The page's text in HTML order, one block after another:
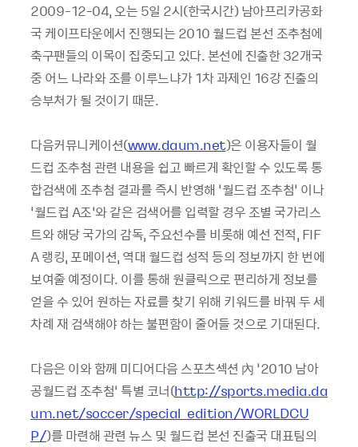
2009-12-04, 오는 5일 2시(한국시간) 남아프리카공화
국 케이프타운에서 진행되는 2010 월드컵 본선 조추첨에
축구팬들의 이목이 집중되고 있다. 본선에 진출한 32개국
중 어느 나라와 조를 이루느냐가 1차 과제인 16강 진출의
승부처가 될 것이기 때문.
다음커뮤니케이션(www.daum.net)은 이용자들이 월
드컵 조추첨 관련 내용을 쉽고 빠르게 확인할 수 있도록 통
합검색에 조추첨 결과를 즉시 반영해 ‘월드컵 조추첨’ 이나
‘월드컵 A조’와 같은 검색어를 입력할 경우 조별 국가리스
트와 해당 국가의 감독, 주요선수를 비롯해 예선 전적, FIF
A 랭킹, 포메이션, 역대 월드컵 성적 등의 정보까지 한 번에
보여줄 예정이다. 이를 통해 원클릭으로 편리하게 정보를
얻을 수 있어 원하는 자료를 찾기 위해 키워드를 바꿔 두 세
차례 재 검색해야 하는 불편함이 줄어들 것으로 기대된다.
다음은 이와 함께 미디어다음 스포츠섹션 內 ‘2010 남아
공월드컵 조추첨’ 특별 코너(http://sports.media.da
um.net/soccer/special_edition/WORLDCU
P/)를 마련해 관련 뉴스 및 월드컵 본선 진출국 대표팀의